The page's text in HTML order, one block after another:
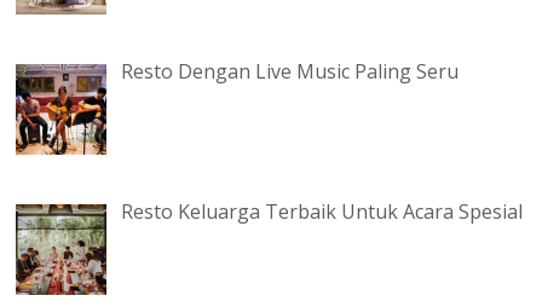
Resto Dengan Live Music Paling Seru
Resto Keluarga Terbaik Untuk Acara Spesial